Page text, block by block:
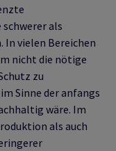
als
vielen Bereichen
nicht die nötige
zu
Sinne der anfangs
wäre. Im
als auch